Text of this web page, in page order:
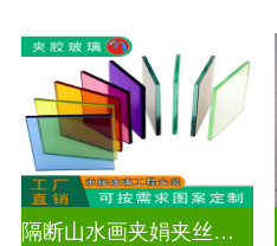
隔断山水画夹娟夹丝玻璃